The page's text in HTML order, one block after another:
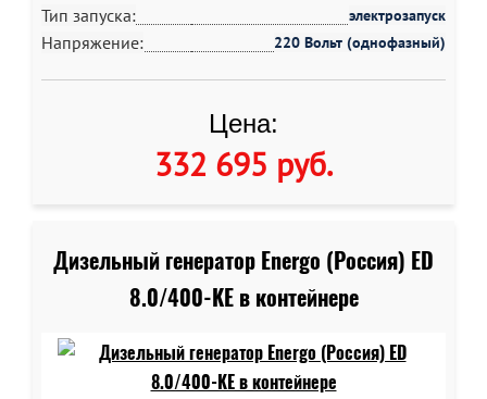
Тип запуска: электрозапуск
Напряжение: 220 Вольт (однофазный)
Цена:
332 695 руб.
Дизельный генератор Energo (Россия) ED
8.0/400-KE в контейнере